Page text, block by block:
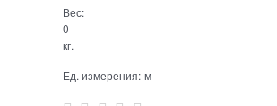
Вес:
0
кг.
Ед. измерения: м